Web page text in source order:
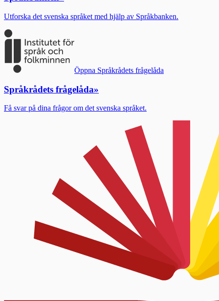
Utforska det svenska språket med hjälp av Språkbanken.
Öppna Språkrådets frågelåda
Språkrådets frågelåda»
Få svar på dina frågor om det svenska språket.